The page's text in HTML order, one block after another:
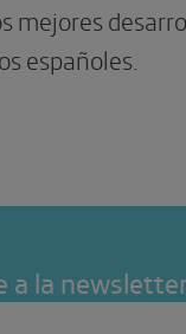
mejores
españoles.
a la